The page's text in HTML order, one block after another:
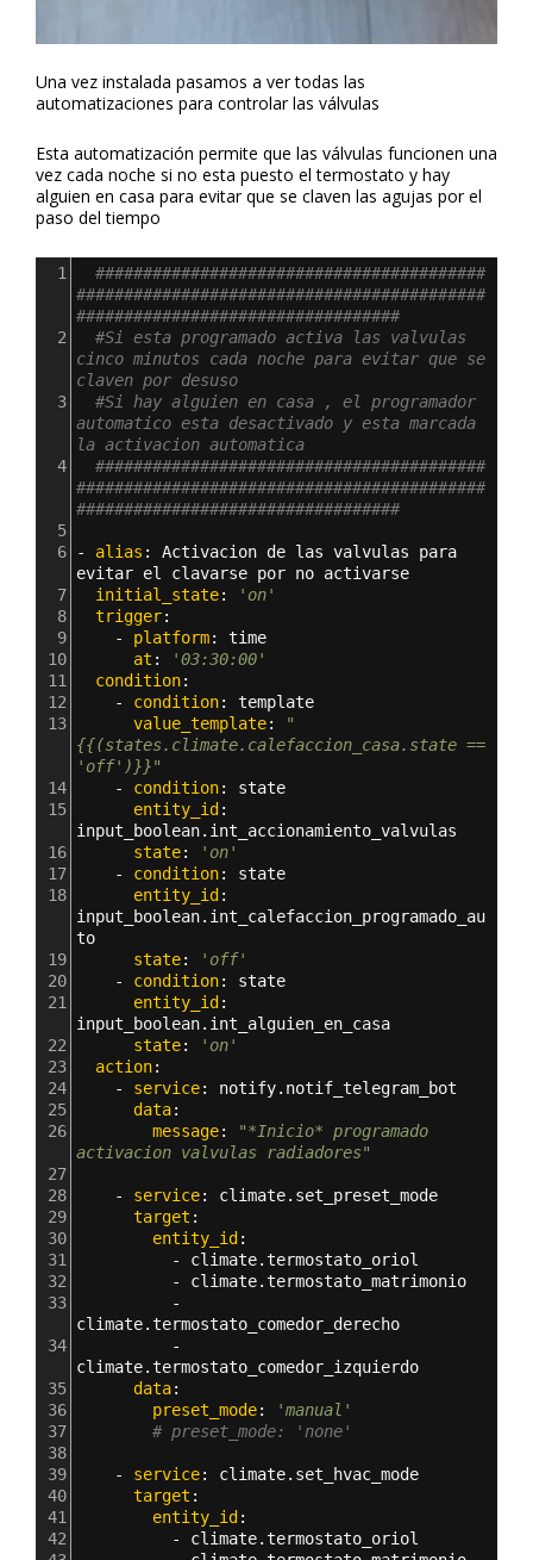
Una vez instalada pasamos a ver todas las
automatizaciones para controlar las válvulas
Esta automatización permite que las válvulas funcionen una
vez cada noche si no esta puesto el termostato y hay
alguien en casa para evitar que se claven las agujas por el
paso del tiempo
1
#########################################
###########################################
##################################
2
#Si esta programado activa las valvulas
cinco minutos cada noche para evitar que se
claven por desuso
3
#Si hay alguien en casa , el programador
automatico esta desactivado y esta marcada
la activacion automatica
4
#########################################
###########################################
##################################
5
6
- alias : Activacion de las valvulas para
evitar el clavarse por no activarse
7
  initial_state
:
'on'
8
  trigger
:
9
- platform: time
10
at :
'03:30:00'
11
  condition
:
12
- condition: template
13
value_template:
"
{{(states.climate.calefaccion_casa.state ==
'off')}}"
14
- condition: state
15
entity_id
input_boolean.int_accionamiento_valvulas
16
state:
'on'
17
- condition: state
18
entity_id
input_boolean.int_calefaccion_programado_au
to
19
state:
'off'
20
- condition: state
21
entity_id
input_boolean.int_alguien_en_casa
22
state:
'on'
23
  action
:
24
- service: notify.notif_telegram_bot
25
data:
26
message:
"*Inicio* programado
activacion valvulas radiadores"
27
28
- service: climate.set_preset_mode
29
target :
30
entity_id
31
- climate.termostato_oriol
32
- climate.termostato_matrimonio
33
climate.termostato_comedor_derecho
34
climate.termostato_comedor_izquierdo
35
data:
36
preset_mode:
'manual'
37
# preset_mode: 'none'
38
39
- service: climate.set_hvac_mode
40
target :
41
entity_id
42
- climate.termostato_oriol